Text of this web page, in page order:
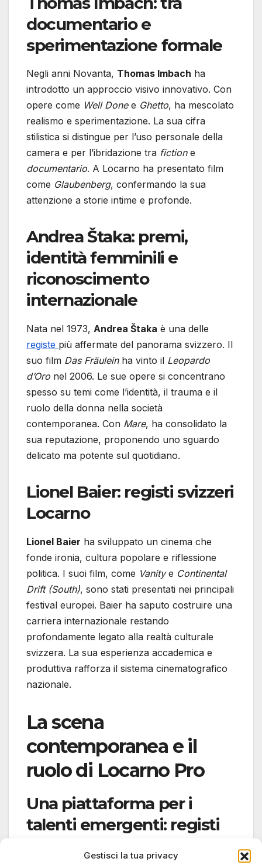
Gestisci la tua privacy
documentario e
sperimentazione formale
Negli anni Novanta, Thomas Imbach ha
introdotto un approccio visivo innovativo. Con
opere come Well Donee Ghetto, ha mescolato
realismo e sperimentazione. La sua cifra
stilistica si distingue per l’uso personale della
camera e per l’ibridazione tra fictione
documentario. A Locarno ha presentato film
come Glaubenberg, confermando la sua
attenzione a storie intime e profonde.
Andrea Štaka: premi,
identità femminili e
riconoscimento
internazionale
Nata nel 1973, Andrea Štaka è una delle
registe più affermate del panorama svizzero. Il
suo film Das Fräuleinha vinto il Leopardo
d’Oro nel 2006. Le sue opere si concentrano
spesso su temi come l’identità, il trauma e il
ruolo della donna nella società
contemporanea. Con Mare, ha consolidato la
sua reputazione, proponendo uno sguardo
delicato ma potente sul quotidiano.
Lionel Baier: registi svizzeri
Locarno
Lionel Baier ha sviluppato un cinema che
fonde ironia, cultura popolare e riflessione
politica. I suoi film, come Vanitye Continental
Drift (South), sono stati presentati nei principali
festival europei. Baier ha saputo costruire una
carriera internazionale restando
profondamente legato alla realtà culturale
svizzera. La sua esperienza accademica e
produttiva rafforza il sistema cinematografico
nazionale.
La scena
contemporanea e il
ruolo di Locarno Pro
Una piattaforma per i
talenti emergenti: registi